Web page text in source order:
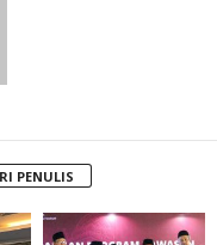
PENULIS